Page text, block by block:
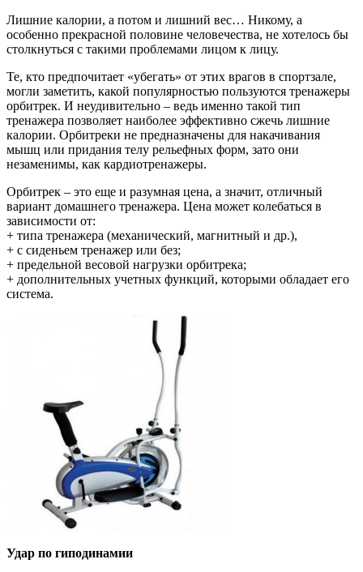
Лишние калории, а потом и лишний вес… Никому, а
особенно прекрасной половине человечества, не хотелось бы
столкнуться с такими проблемами лицом к лицу.
Те, кто предпочитает «убегать» от этих врагов в спортзале,
могли заметить, какой популярностью пользуются тренажеры
орбитрек. И неудивительно – ведь именно такой тип
тренажера позволяет наиболее эффективно сжечь лишние
калории. Орбитреки не предназначены для накачивания
мышц или придания телу рельефных форм, зато они
незаменимы, как кардиотренажеры.
Орбитрек – это еще и разумная цена, а значит, отличный
вариант домашнего тренажера. Цена может колебаться в
зависимости от:
+ типа тренажера (механический, магнитный и др.),
+ с сиденьем тренажер или без;
+ предельной весовой нагрузки орбитрека;
+ дополнительных учетных функций, которыми обладает его
система.
Удар по гиподинамии